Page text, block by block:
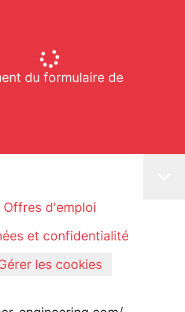
du formulaire de
Offres d'emploi
et confidentialité
les cookies